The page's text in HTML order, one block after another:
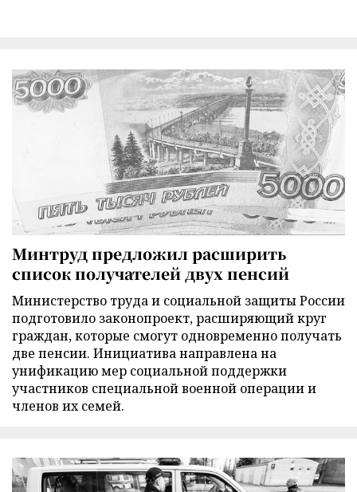
Минтруд предложил расширить
список получателей двух пенсий
Министерство труда и социальной защиты России
подготовило законопроект, расширяющий круг
граждан, которые смогут одновременно получать
две пенсии. Инициатива направлена на
унификацию мер социальной поддержки
участников специальной военной операции и
членов их семей.